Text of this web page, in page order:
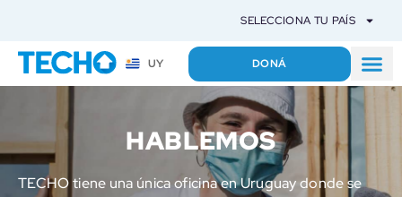
SELECCIONA TU PAÍS
UY DONÁ
HABLEMOS
TECHO tiene una única oficina en Uruguay donde se